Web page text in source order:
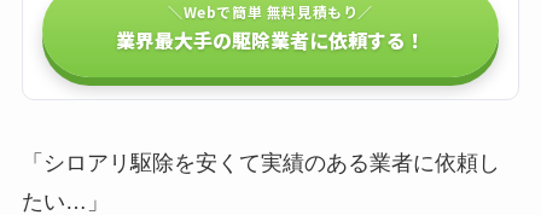
＼Webで簡単 無料見積もり／
業界最大手の駆除業者に依頼する！
「シロアリ駆除を安くて実績のある業者に依頼し
たい…」